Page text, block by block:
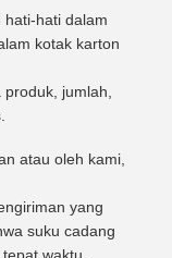
hati-hati dalam
kotak karton
jumlah,
atau oleh kami,
yang
suku cadang